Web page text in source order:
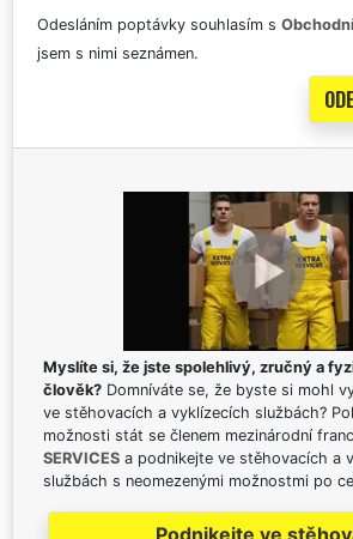
Odesláním poptávky souhlasím s
jsem s nimi seznámen.
Myslíte si, že jste spolehlivý, zručný a
člověk? Domníváte se, že byste si mohl
ve stěhovacích a vyklízecích službách?
možnosti stát se členem mezinárodní
SERVICES a podnikejte ve stěhovacích a
službách s neomezenými možnostmi po